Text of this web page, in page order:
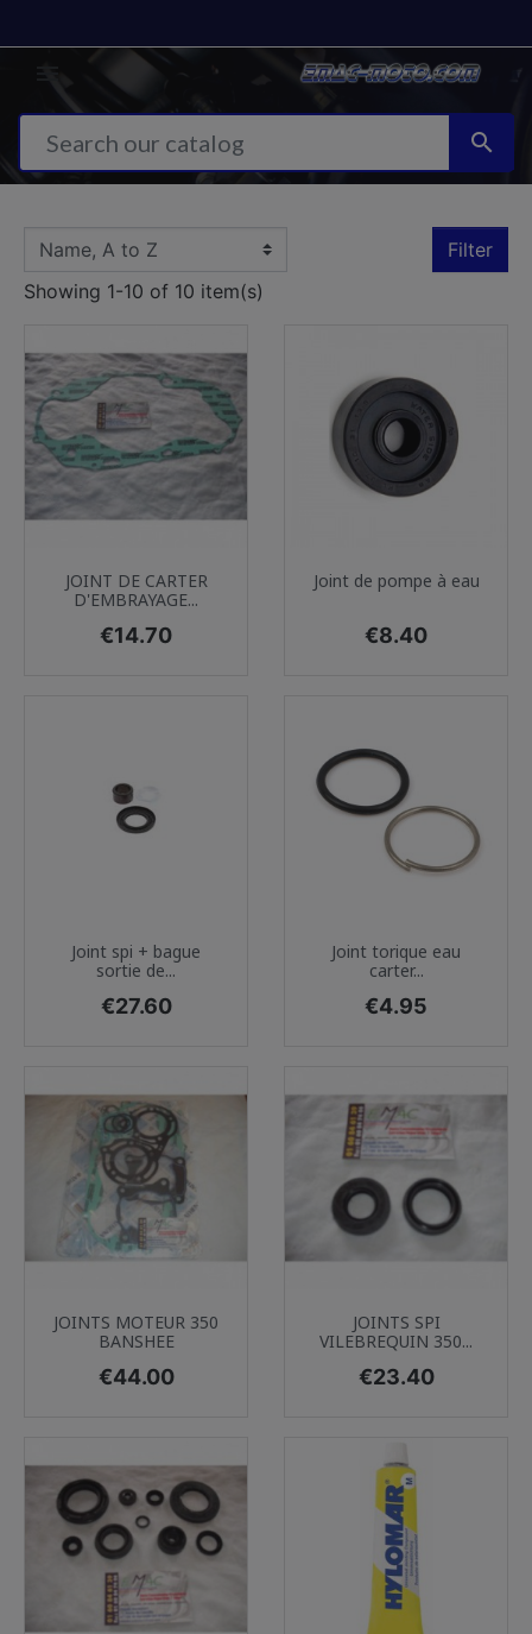

Filter
Showing 1-10 of 10 item(s)
JOINT DE CARTER
D'EMBRAYAGE...
Price
€14.70
Joint de pompe à eau
Price
€8.40
Joint spi + bague
sortie de...
Price
€27.60
Joint torique eau
carter...
Price
€4.95
JOINTS MOTEUR 350
BANSHEE
Price
€44.00
JOINTS SPI
VILEBREQUIN 350...
Price
€23.40